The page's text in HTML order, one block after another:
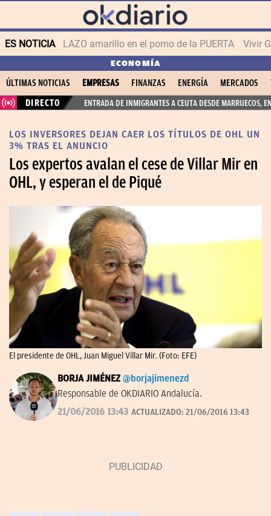
ES NOTICIA LAZO amarillo en el pomo de la PUERTA Vivir
ECONOMÍA
ÚLTIMAS NOTICIAS EMPRESAS FINANZAS ENERGÍA MERCADOS
DIRECTO
ENTRADA DE INMIGRANTES A CEUTA DESDE MARRUECOS,
LOS INVERSORES DEJAN CAER LOS TÍTULOS DE OHL UN
3% TRAS EL ANUNCIO
Los expertos avalan el cese de Villar Mir en
OHL, y esperan el de Piqué
El presidente de OHL, Juan Miguel Villar Mir. (Foto: EFE)
BORJA JIMÉNEZ @borjajimenezd
Responsable de OKDIARIO Andalucía.
21/06/2016 13:43 ACTUALIZADO: 21/06/2016 13:43